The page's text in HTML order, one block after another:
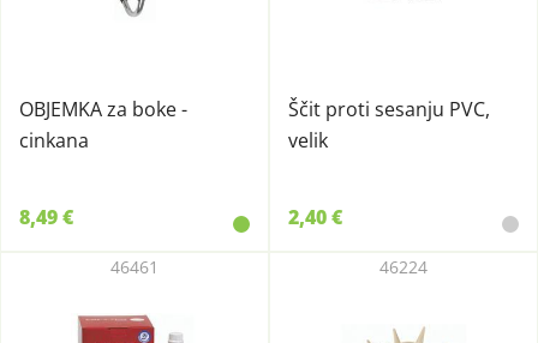
OBJEMKA za boke -
cinkana
8,49 €
Ščit proti sesanju PVC,
velik
2,40 €
46461 46224